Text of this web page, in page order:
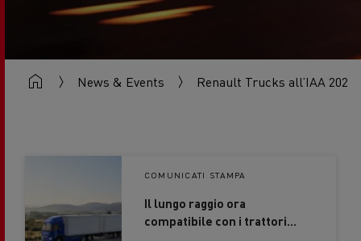
News & Events Renault Trucks all’IAA
COMUNICATI STAMPA
Il lungo raggio ora
compatibile con i trattori